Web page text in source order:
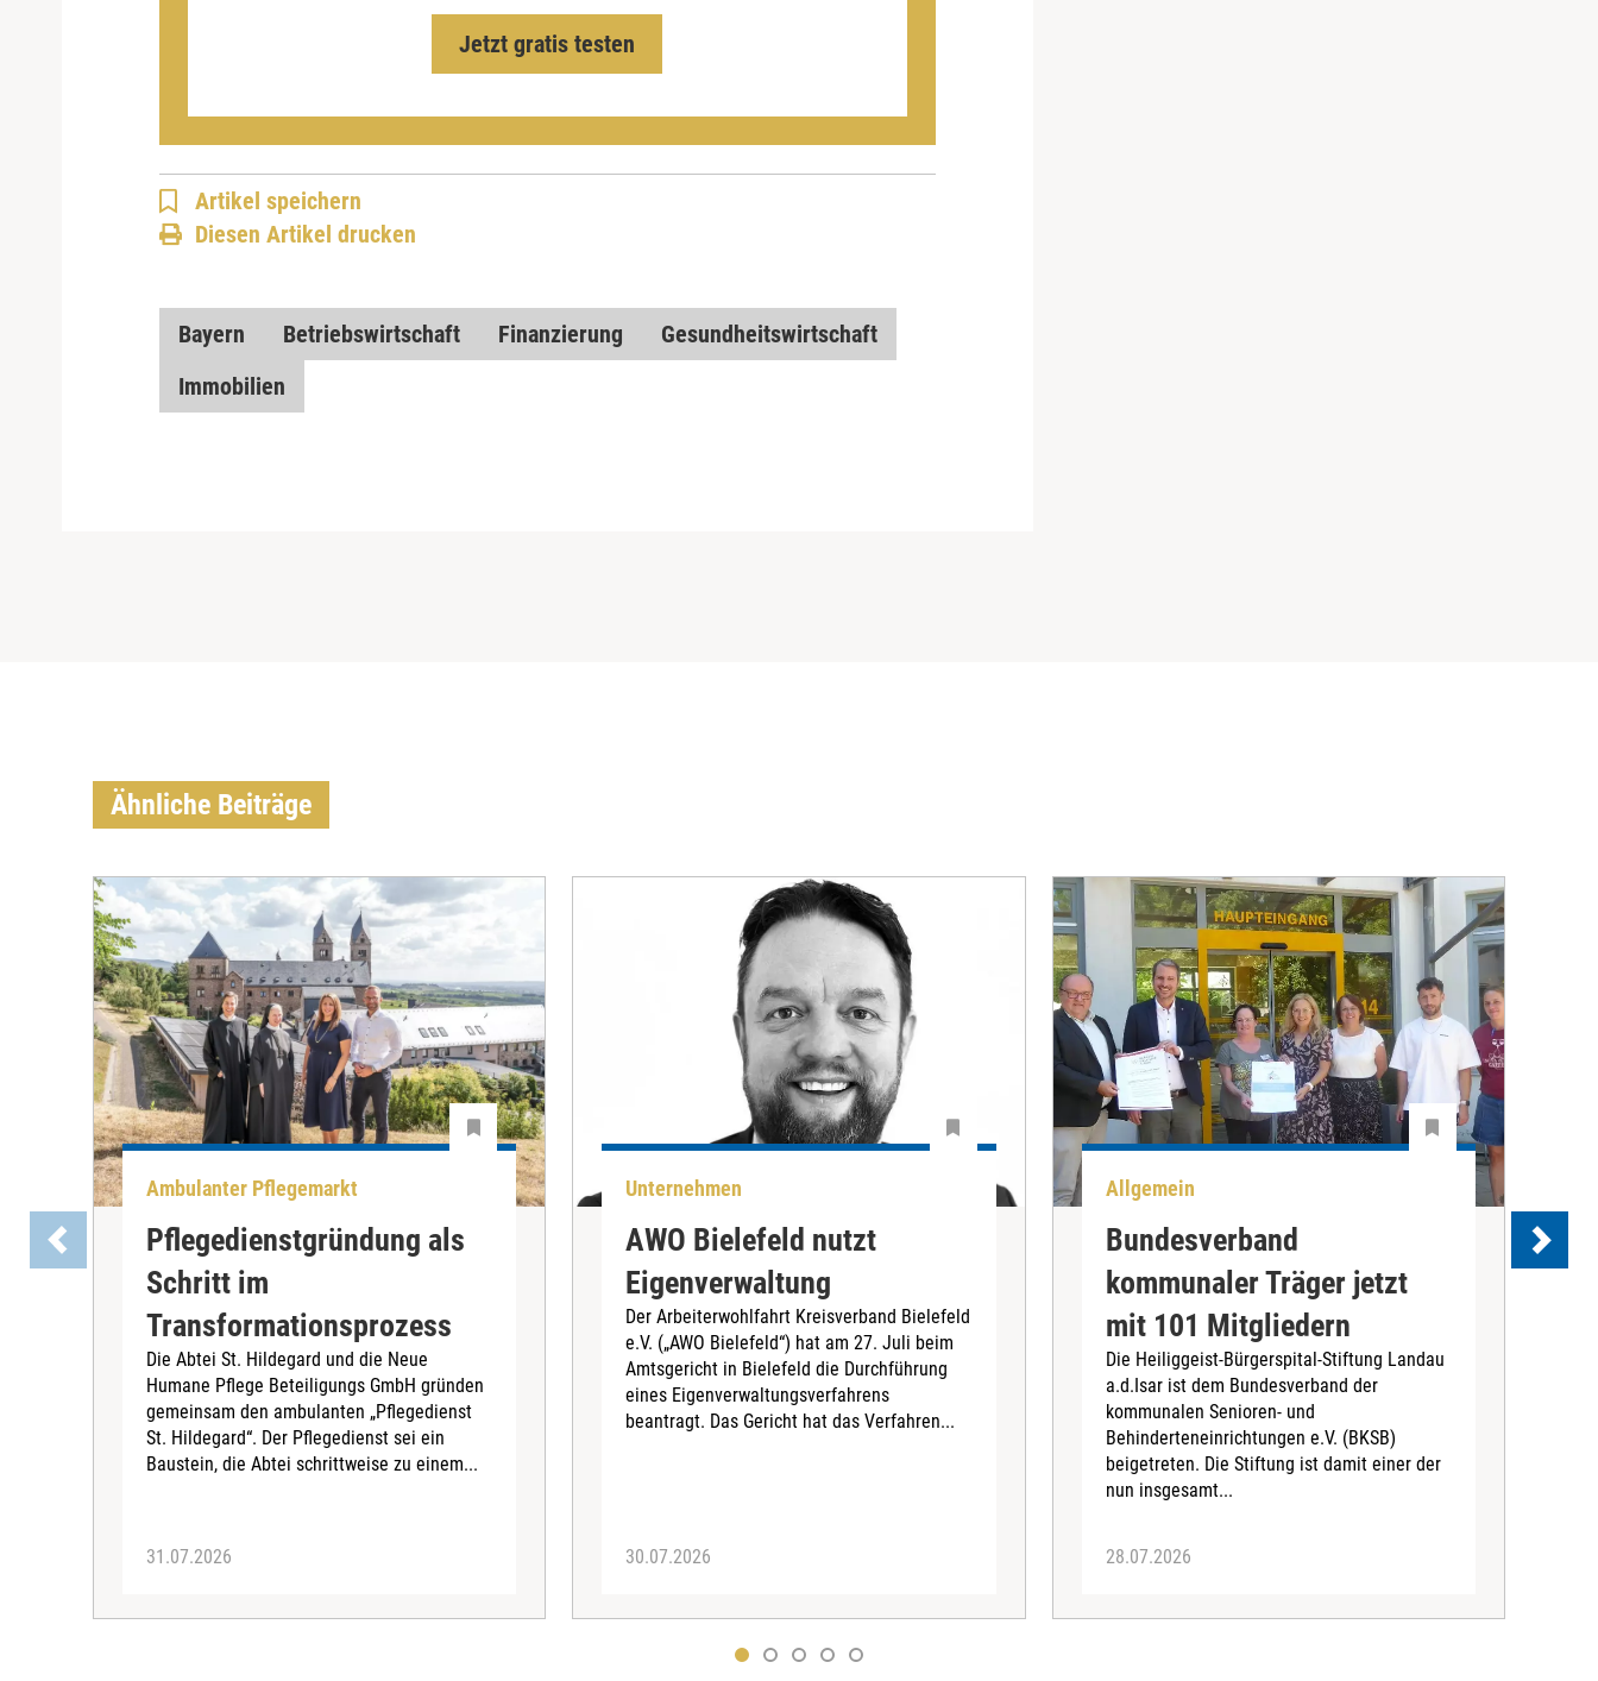
Jetzt gratis testen
Artikel speichern
Diesen Artikel drucken
Bayern Betriebswirtschaft Finanzierung
Gesundheitswirtschaft
Immobilien
Ähnliche Beiträge
Ambulanter Pflegemarkt
Pflegedienstgründung als
Schritt im
Transformationsprozess
Die Abtei St. Hildegard und die Neue
Humane Pflege Beteiligungs GmbH gründen
gemeinsam den ambulanten „Pflegedienst
St. Hildegard“. Der Pflegedienst sei ein
Baustein, die Abtei schrittweise zu einem...
31.07.2026
Unternehmen
AWO Bielefeld nutzt
Eigenverwaltung
Der Arbeiterwohlfahrt Kreisverband Bielefeld
e.V. („AWO Bielefeld“) hat am 27. Juli beim
Amtsgericht in Bielefeld die Durchführung
eines Eigenverwaltungsverfahrens
beantragt. Das Gericht hat das Verfahren...
30.07.2026
Allgemein
Bundesverband
kommunaler Träger jetzt
mit 101 Mitgliedern
Die Heiliggeist-Bürgerspital-Stiftung Landau
a.d.Isar ist dem Bundesverband der
kommunalen Senioren- und
Behinderteneinrichtungen e.V. (BKSB)
beigetreten. Die Stiftung ist damit einer der
nun insgesamt...
28.07.2026